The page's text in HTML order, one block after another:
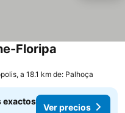
Floripa
a 18.1 km de: Palhoça
exactos
Ver precios